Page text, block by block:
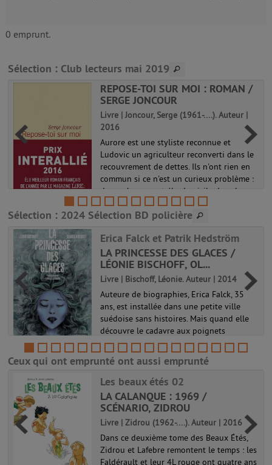
0 emprunt.
Sélection : Club lecteurs mai 2019
REPOSE-TOI SUR MOI : ROMAN /
SERGE JONCOUR
Livre | Joncour, Serge (1961-....). Auteur |
2016
Aurore est une styliste reconnue et
Ludovic un agriculteur reconverti dans le
recouvrement de dettes. Ils n'ont rien en
commun si ce n'est un curieux problème :
des corbeaux ont élu domicile dans la
cour de leur immeuble parisien....
Sélection : 2024 Sélection BD policière
Erica Falck et Patrik Hedström
LA PRINCESSE DES GLACES /
LÉONIE BISCHOFF, OL...
Livre | Bischoff, Léonie. Auteur | 2014
Auteure de biographies, Erica Falck, 35
ans, est installée dans une petite ville
suédoise sans histoires. Mais quand elle
découvre le cadavre aux poignets
tranchés de son amie Alex Wijkner, nu
dans une baignoire d'eau gelée, elle ...
Erica Falck et Patrik Hedström
Ceux qui ont emprunté ont aussi emprunté
Les beaux étés 02
LA CALANQUE : 1969 /
SCÉNARIO, ZIDROU
Livre | Zidrou (1962-....). Auteur | 2016
Dans ce deuxième tome des Beaux Étés,
Zidrou et Lafebre remontent le temps : les
Faldérault et leur 4L rouge ont quatre ans